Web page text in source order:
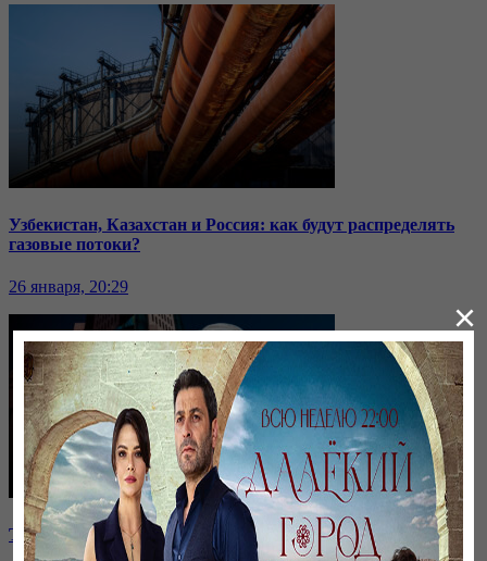
Узбекистан, Казахстан и Россия: как будут распределять
газовые потоки?
26 января, 20:29
Токаев высказался о выборах и критике власти
×